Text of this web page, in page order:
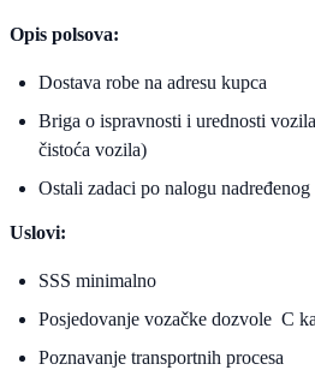
Opis polsova:
Dostava robe na adresu kupca
Briga o ispravnosti i urednosti
čistoća vozila)
Ostali zadaci po nalogu nadređenog
Uslovi:
SSS minimalno
Posjedovanje vozačke dozvole C
Poznavanje transportnih procesa